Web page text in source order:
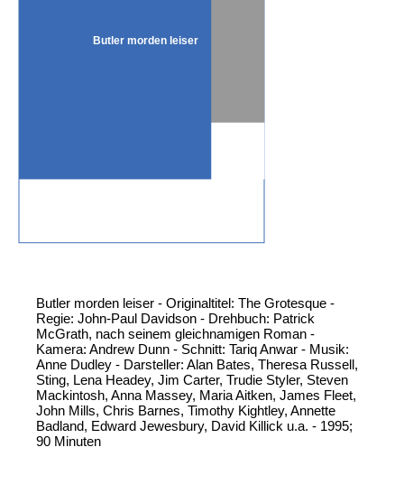
Butler morden leiser
Butler morden leiser - Originaltitel: The Grotesque -
Regie: John-Paul Davidson - Drehbuch: Patrick
McGrath, nach seinem gleichnamigen Roman -
Kamera: Andrew Dunn - Schnitt: Tariq Anwar - Musik:
Anne Dudley - Darsteller: Alan Bates, Theresa Russell,
Sting, Lena Headey, Jim Carter, Trudie Styler, Steven
Mackintosh, Anna Massey, Maria Aitken, James Fleet,
John Mills, Chris Barnes, Timothy Kightley, Annette
Badland, Edward Jewesbury, David Killick u.a. - 1995;
90 Minuten